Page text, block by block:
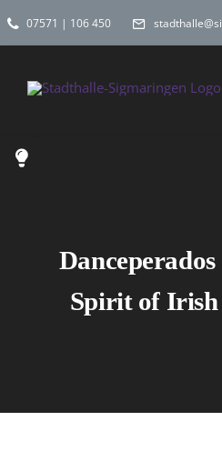
Zum
07571 | 106 450
Spirit of